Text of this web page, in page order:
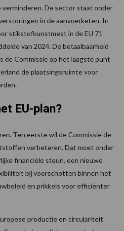
De sector staat onder
in de aanvoerketen. In
stikstofkunstmest in de EU 71
van 2024. De betaalbaarheid
de Commissie op het laagste punt
de plaatsingsruimte voor
EU-plan?
Ten eerste wil de Commissie de
verbeteren. Dat moet onder
financiële steun, een nieuwe
bij voorschotten binnen het
en prikkels voor efficiënter
productie en circulariteit